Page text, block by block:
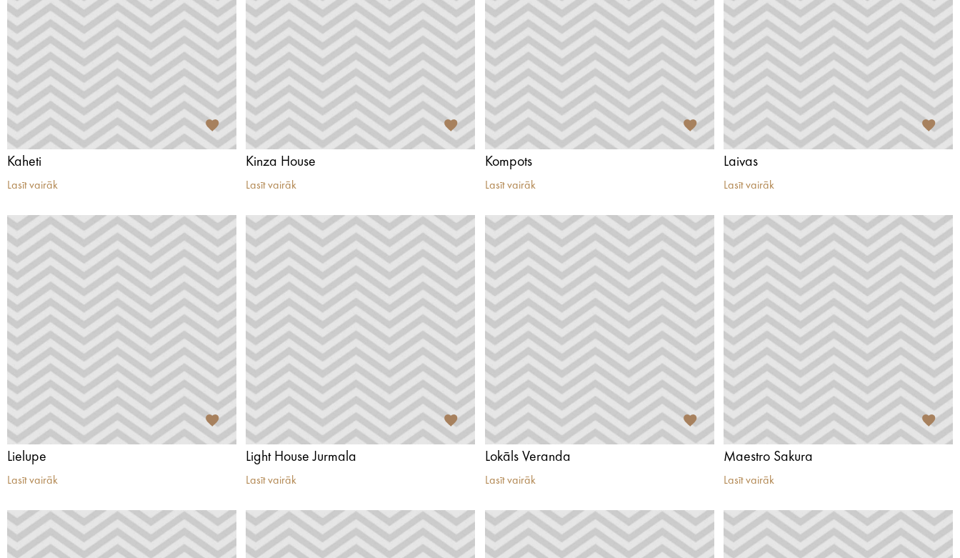
Kaheti
Lasīt vairāk
Kinza House
Lasīt vairāk
Kompots
Lasīt vairāk
Laivas
Lasīt vairāk
Lielupe
Lasīt vairāk
Light House Jurmala
Lasīt vairāk
Lokāls Veranda
Lasīt vairāk
Maestro Sakura
Lasīt vairāk